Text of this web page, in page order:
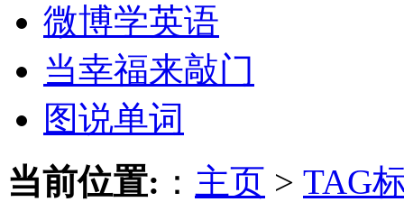
微博学英语
当幸福来敲门
图说单词
当前位置: ： 主页 > TAG